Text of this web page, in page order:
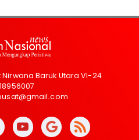
Baruk Utara VI-24